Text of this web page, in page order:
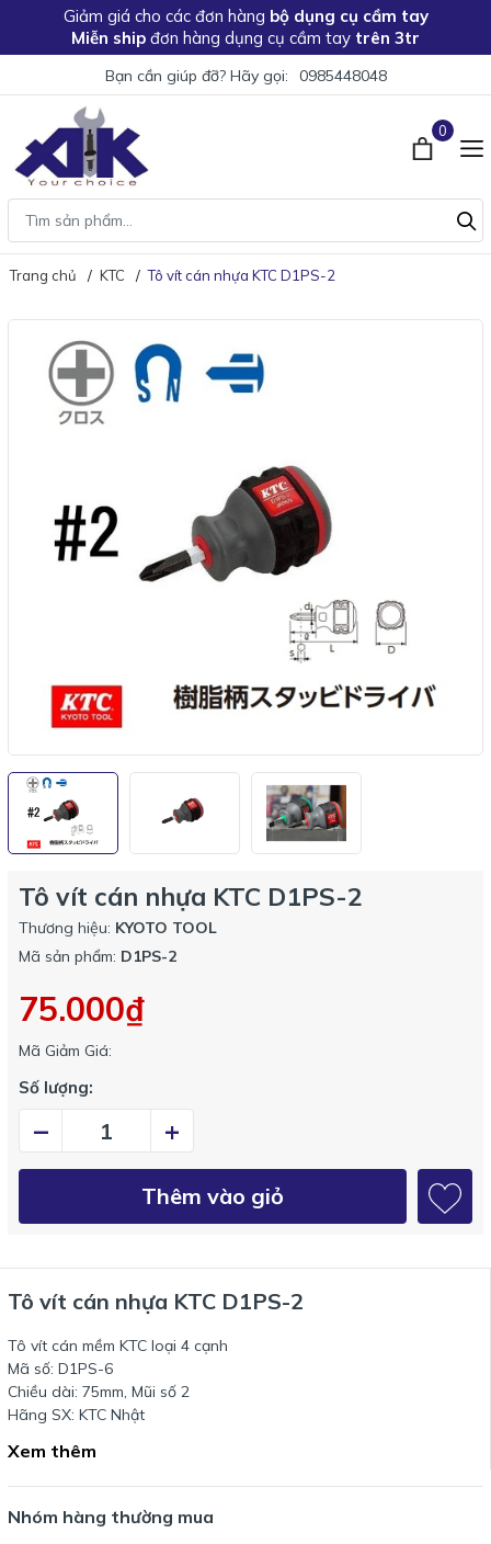
Giảm giá cho các đơn hàng bộ dụng cụ cầm tay
Miễn ship đơn hàng dụng cụ cầm tay trên 3tr
Bạn cần giúp đỡ? Hãy gọi: 0985448048
0
Trang chủ KTC Tô vít cán nhựa KTC D1PS-2
Tô vít cán nhựa KTC D1PS-2
Thương hiệu: KYOTO TOOL
Mã sản phẩm: D1PS-2
75.000₫
Mã Giảm Giá:
Số lượng:
– +
Thêm vào giỏ
Tô vít cán nhựa KTC D1PS-2
Tô vít cán mềm KTC loại 4 cạnh
Mã số: D1PS-6
Chiều dài: 75mm, Mũi số 2
Hãng SX: KTC Nhật
Xem thêm
Nhóm hàng thường mua